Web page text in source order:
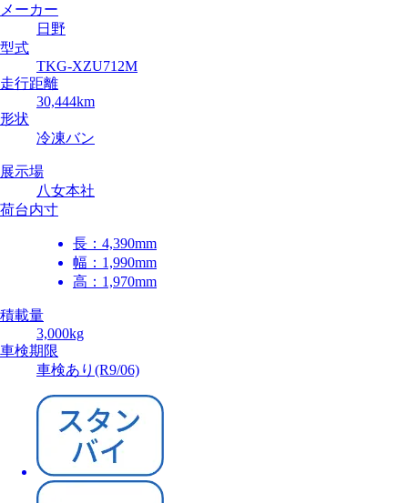
メーカー
日野
型式
TKG-XZU712M
走行距離
30,444km
形状
冷凍バン
展示場
八女本社
荷台内寸
長： 4,390mm
幅： 1,990mm
高： 1,970mm
積載量
3,000kg
車検期限
車検あり(R9/06)